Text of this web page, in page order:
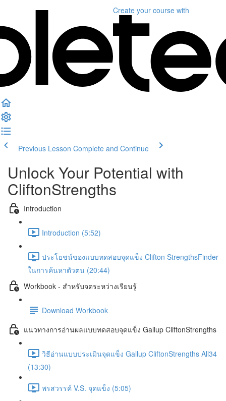
Create your course with
Previous Lesson Complete and Continue
Unlock Your Potential with
CliftonStrengths
Introduction
Introduction (5:52)
ประโยชน์ของแบบทดสอบจุดแข็ง Clifton StrengthsFinder
ในการค้นหาตัวตน (20:44)
Workbook - สำหรับจดระหว่างเรียนรู้
Download Workbook
แนวทางการอ่านผลแบบทดสอบจุดแข็ง Gallup CliftonStrengths
วิธีอ่านแบบประเมินจุดแข็ง Gallup CliftonStrengths All34
(13:30)
พรสวรรค์ V.S. จุดแข็ง (5:05)